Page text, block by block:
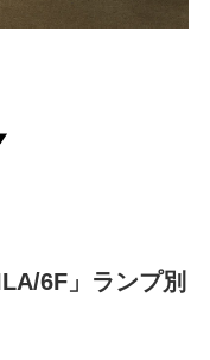
6F」ランプ別